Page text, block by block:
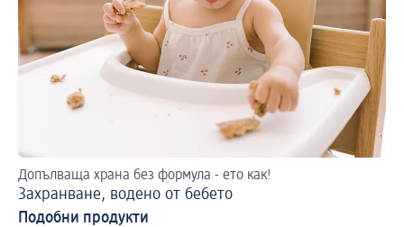
Допълваща храна без формула - ето как!
Захранване, водено от бебето
Подобни продукти